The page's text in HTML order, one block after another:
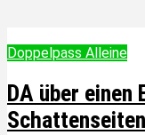
Doppelpass Alleine
DA über
Schattenseiten